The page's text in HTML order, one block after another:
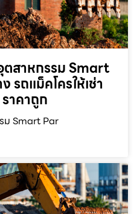
ตสาหกรรม Smart
รถแม็คโครให้เช่า
าคาถูก
ม Smart Par